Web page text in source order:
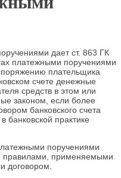
дает ст. 863 ГК
платежными поручениями
плательщика
счете денежные
средств в этом или
законом, если более
банковского счета
практике
поручениями
правилами, применяемыми
договором.